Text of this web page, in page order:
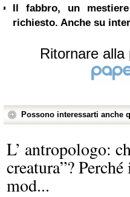
Il fabbro, un
richiesto. Anche su
Ritornare alla
Possono interessarti anche
L’ antropologo:
creatura”?
mod...